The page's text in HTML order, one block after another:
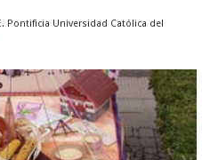
Pontificia Universidad Católica del